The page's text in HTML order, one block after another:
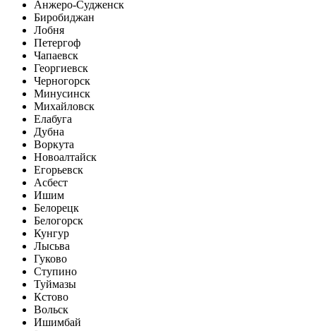
Анжеро-Судженск
Биробиджан
Лобня
Петергоф
Чапаевск
Георгиевск
Черногорск
Минусинск
Михайловск
Елабуга
Дубна
Воркута
Новоалтайск
Егорьевск
Асбест
Ишим
Белорецк
Белогорск
Кунгур
Лысьва
Гуково
Ступино
Туймазы
Кстово
Вольск
Ишимбай